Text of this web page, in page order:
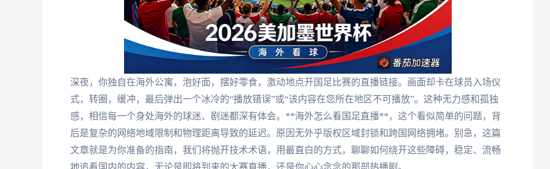
深夜，你独自在海外公寓，泡好面，摆好零食，激动地点开国足比赛的直播链接。画面却卡在球员入场仪
式，转圈，缓冲，最后弹出一个冰冷的“播放错误”或“该内容在您所在地区不可播放”。这种无力感和孤独
感，相信每一个身处海外的球迷、剧迷都深有体会。**海外怎么看国足直播**，这个看似简单的问题，背
后是复杂的网络地域限制和物理距离导致的延迟。原因无外乎版权区域封锁和跨国网络拥堵。别急，这篇
文章就是为你准备的指南，我们将抛开技术术语，用最直白的方式，聊聊如何绕开这些障碍，稳定、流畅
地追看国内的内容，无论是即将到来的大赛直播，还是你心心念念的那部热播剧。